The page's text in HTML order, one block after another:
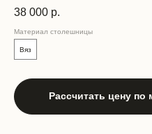
38 000 р.
Материал столешницы
Вяз
Рассчитать цену